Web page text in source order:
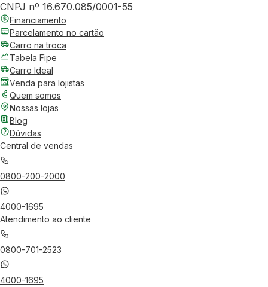
CNPJ nº 16.670.085/0001-55
Financiamento
Parcelamento no cartão
Carro na troca
Tabela Fipe
Carro Ideal
Venda para lojistas
Quem somos
Nossas lojas
Blog
Dúvidas
Central de vendas
0800-200-2000
4000-1695
Atendimento ao cliente
0800-701-2523
4000-1695